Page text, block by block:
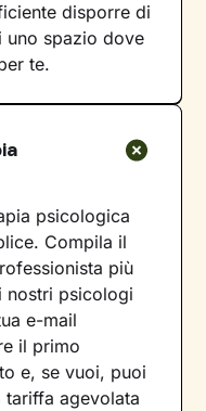
disporre di
uno spazio dove
te.
psicologica
Compila il
più
nostri psicologi
e-mail
il primo
e, se vuoi, puoi
tariffa agevolata